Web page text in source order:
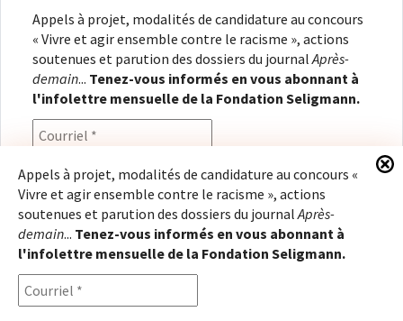
Appels à projet, modalités de candidature au concours
« Vivre et agir ensemble contre le racisme », actions
soutenues et parution des dossiers du journalAprès-
demain... Tenez-vous informés en vous abonnant à
l'infolettre mensuelle de la Fondation Seligmann.
En renseignant votre adresse électronique, vous
consentez à recevoir l'infolettre de la Fondation
Seligmann, conformément à notrepolitique de
confidentialité. Il vous sera possible de vous
désabonner à tout moment.
Appels à projet, modalités de candidature au concours «
Vivre et agir ensemble contre le racisme », actions
soutenues et parution des dossiers du journalAprès-
demain... Tenez-vous informés en vous abonnant à
l'infolettre mensuelle de la Fondation Seligmann.